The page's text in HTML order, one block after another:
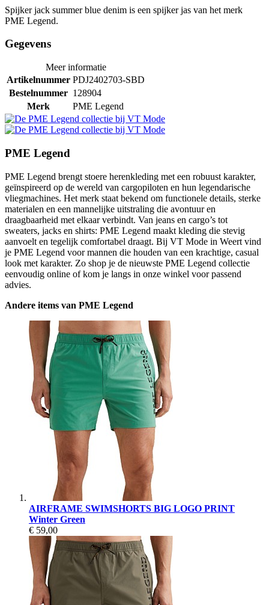
Spijker jack summer blue denim is een spijker jas van het merk
PME Legend.
Gegevens
Meer informatie
Artikelnummer PDJ2402703-SBD
Bestelnummer 128904
Merk
PME Legend
PME Legend
PME Legend brengt stoere herenkleding met een robuust karakter,
geïnspireerd op de wereld van cargopiloten en hun legendarische
vliegmachines. Het merk staat bekend om functionele details, sterke
materialen en een mannelijke uitstraling die avontuur en
draagbaarheid met elkaar verbindt. Van jeans en cargo’s tot
sweaters, jacks en shirts: PME Legend maakt kleding die stevig
aanvoelt en tegelijk comfortabel draagt. Bij VT Mode in Weert vind
je PME Legend voor mannen die houden van een krachtige, casual
look met karakter. Zo shop je de nieuwste PME Legend collectie
eenvoudig online of kom je langs in onze winkel voor passend
advies.
Andere items van PME Legend
AIRFRAME SWIMSHORTS BIG LOGO PRINT
Winter Green
€ 59,00